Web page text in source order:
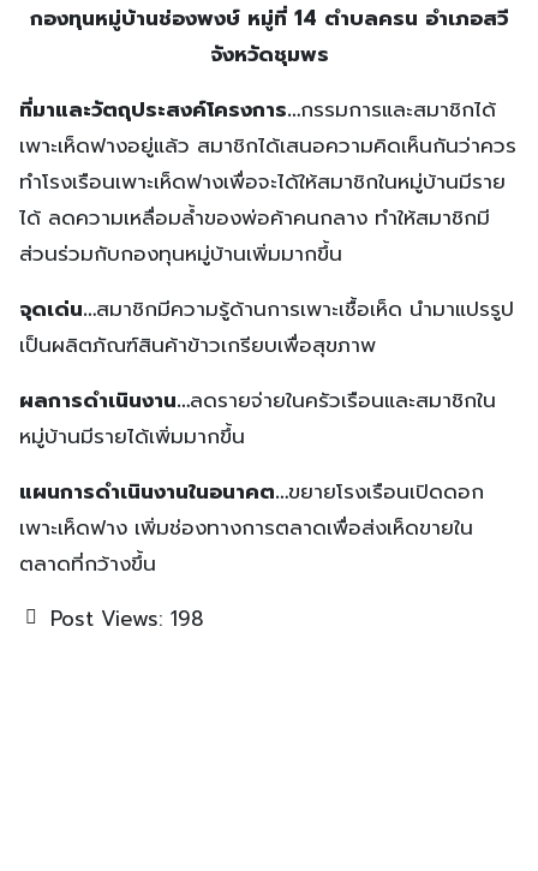
กองทุนหมู่บ้านช่องพงษ์ หมู่ที่ 14 ตำบลครน อำเภอสวี
จังหวัดชุมพร
ที่มาและวัตถุประสงค์โครงการ…กรรมการและสมาชิกได้
เพาะเห็ดฟางอยู่แล้ว สมาชิกได้เสนอความคิดเห็นกันว่าควร
ทำโรงเรือนเพาะเห็ดฟางเพื่อจะได้ให้สมาชิกในหมู่บ้านมีราย
ได้ ลดความเหลื่อมล้ำของพ่อค้าคนกลาง ทำให้สมาชิกมี
ส่วนร่วมกับกองทุนหมู่บ้านเพิ่มมากขึ้น
จุดเด่น…สมาชิกมีความรู้ด้านการเพาะเชื้อเห็ด นำมาแปรรูป
เป็นผลิตภัณฑ์สินค้าข้าวเกรียบเพื่อสุขภาพ
ผลการดำเนินงาน…ลดรายจ่ายในครัวเรือนและสมาชิกใน
หมู่บ้านมีรายได้เพิ่มมากขึ้น
แผนการดำเนินงานในอนาคต…ขยายโรงเรือนเปิดดอก
เพาะเห็ดฟาง เพิ่มช่องทางการตลาดเพื่อส่งเห็ดขายใน
ตลาดที่กว้างขึ้น
Post Views: 198